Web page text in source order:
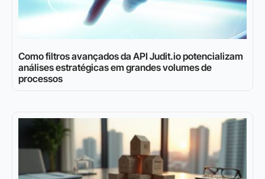
Como filtros avançados da API Judit.io potencializam
análises estratégicas em grandes volumes de
processos